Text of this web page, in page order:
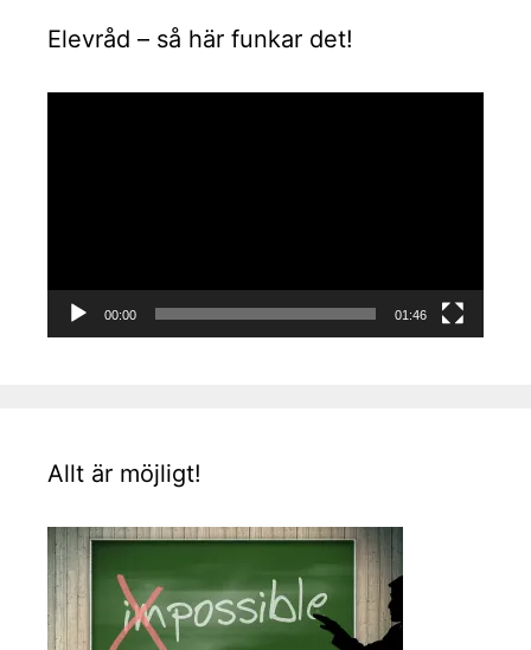
Elevråd – så här funkar det!
00:00 01:46
Allt är möjligt!